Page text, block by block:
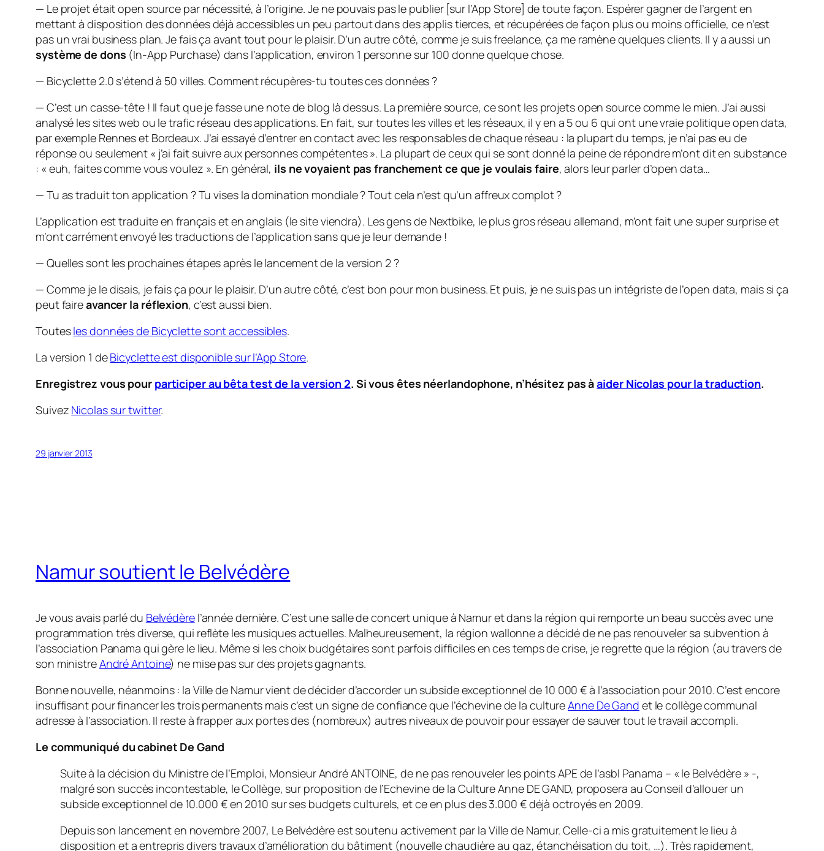
— Le projet était open source par nécessité, à l’origine. Je ne pouvais pas le publier [sur l’App Store] de toute façon. Espérer gagner de l’argent en
mettant à disposition des données déjà accessibles un peu partout dans des applis tierces, et récupérées de façon plus ou moins officielle, ce n’est
pas un vrai business plan. Je fais ça avant tout pour le plaisir. D’un autre côté, comme je suis freelance, ça me ramène quelques clients. Il y a aussi un
système de dons (In-App Purchase) dans l’application, environ 1 personne sur 100 donne quelque chose.
— Bicyclette 2.0 s’étend à 50 villes. Comment récupères-tu toutes ces données ?
— C’est un casse-tête ! Il faut que je fasse une note de blog là dessus. La première source, ce sont les projets open source comme le mien. J’ai aussi
analysé les sites web ou le trafic réseau des applications. En fait, sur toutes les villes et les réseaux, il y en a 5 ou 6 qui ont une vraie politique open data,
par exemple Rennes et Bordeaux. J’ai essayé d’entrer en contact avec les responsables de chaque réseau : la plupart du temps, je n’ai pas eu de
réponse ou seulement « j’ai fait suivre aux personnes compétentes ». La plupart de ceux qui se sont donné la peine de répondre m’ont dit en substance
: « euh, faites comme vous voulez ». En général, ils ne voyaient pas franchement ce que je voulais faire, alors leur parler d’open data…
— Tu as traduit ton application ? Tu vises la domination mondiale ? Tout cela n’est qu’un affreux complot ?
L’application est traduite en français et en anglais (le site viendra). Les gens de Nextbike, le plus gros réseau allemand, m’ont fait une super surprise et
m’ont carrément envoyé les traductions de l’application sans que je leur demande !
— Quelles sont les prochaines étapes après le lancement de la version 2 ?
— Comme je le disais, je fais ça pour le plaisir. D’un autre côté, c’est bon pour mon business. Et puis, je ne suis pas un intégriste de l’open data, mais si ça
peut faireavancer la réflexion, c’est aussi bien.
Toutesles données de Bicyclette sont accessibles.
La version 1 deBicyclette est disponible sur l’App Store.
Enregistrez vous pour participer au bêta test de la version 2. Si vous êtes néerlandophone, n’hésitez pas àaider Nicolas pour la traduction.
Suivez Nicolas sur twitter.
29 janvier 2013
Namur soutient le Belvédère
Je vous avais parlé du Belvédèrel’année dernière. C’est une salle de concert unique à Namur et dans la région qui remporte un beau succès avec une
programmation très diverse, qui reflète les musiques actuelles. Malheureusement, la région wallonne a décidé de ne pas renouveler sa subvention à
l’association Panama qui gère le lieu. Même si les choix budgétaires sont parfois difficiles en ces temps de crise, je regrette que la région (au travers de
son ministreAndré Antoine) ne mise pas sur des projets gagnants.
Bonne nouvelle, néanmoins : la Ville de Namur vient de décider d’accorder un subside exceptionnel de 10 000 € à l’association pour 2010. C’est encore
insuffisant pour financer les trois permanents mais c’est un signe de confiance que l’échevine de la cultureAnne De Gand et le collège communal
adresse à l’association. Il reste à frapper aux portes des (nombreux) autres niveaux de pouvoir pour essayer de sauver tout le travail accompli.
Le communiqué du cabinet De Gand
Suite à la décision du Ministre de l’Emploi, Monsieur André ANTOINE, de ne pas renouveler les points APE de l’asbl Panama – « le Belvédère » -,
malgré son succès incontestable, le Collège, sur proposition de l’Echevine de la Culture Anne DE GAND, proposera au Conseil d’allouer un
subside exceptionnel de 10.000 € en 2010 sur ses budgets culturels, et ce en plus des 3.000 € déjà octroyés en 2009.
Depuis son lancement en novembre 2007, Le Belvédère est soutenu activement par la Ville de Namur. Celle-ci a mis gratuitement le lieu à
disposition et a entrepris divers travaux d’amélioration du bâtiment (nouvelle chaudière au gaz, étanchéisation du toit, …). Très rapidement,